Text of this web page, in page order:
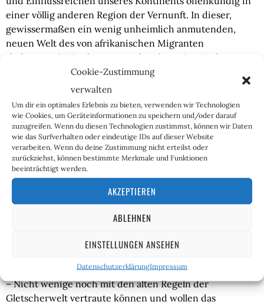
Cookie-Zustimmung
verwalten
Um dir ein optimales Erlebnis zu bieten, verwenden wir Technologien
wie Cookies, um Geräteinformationen zu speichern und/oder darauf
zuzugreifen. Wenn du diesen Technologien zustimmst, können wir Daten
wie das Surfverhalten oder eindeutige IDs auf dieser Website
verarbeiten. Wenn du deine Zustimmung nicht erteilst oder
zurückziehst, können bestimmte Merkmale und Funktionen
beeinträchtigt werden.
AKZEPTIEREN
ABLEHNEN
EINSTELLUNGEN ANSEHEN
DatenschutzerklärungImpressum
einer völlig anderen Region der Vernunft. In dieser,
gewissermaßen ein wenig unheimlich anmutenden,
neuen Welt des von afrikanischen Migranten
„belagerten“ Mittelmeers werden derartige, in der von
westlichen Touristen bestürmten asiatischen
Gletscherwelt als unverantwortlich bezeichnete
Menschen, keineswegs zur Räson gerufen, nein – sie, die
Sherpas oder Migrationshelfer, werden hingegen
bekanntlich von maßgeblichen Massenmedien geradezu
gefeiert. Inzwischen wird gar überlegt, ob sie nicht als
preiswürdig anzusehen seien. – Und diese neuartigen
Beurteilungen führen dann bei Menschen, denen der
alte Gletscherweltrationalismus noch allzu vertraut und
nachvollziehbar erscheint, verständlicherweise zu
Unmut, ja gar zu tiefem Erschrecken. – Wie kann es sein,
einen Weltgegend für fatal und verurteilenswert
als nacheiferungswürdig und heldenhaft beurteilt wird?
– Nicht wenige noch mit den alten Regeln der
Gletscherwelt vertraute können und wollen das